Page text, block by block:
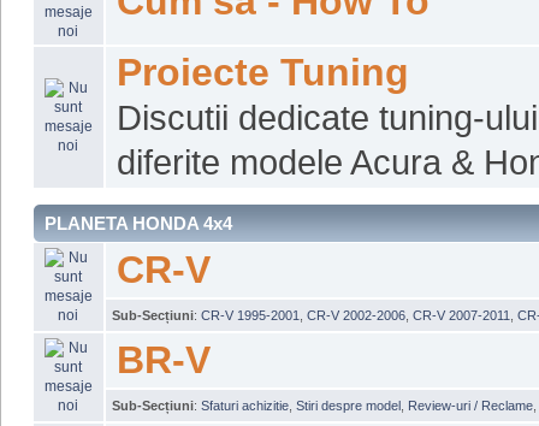
Proiecte Tuning
Discutii dedicate tuning-
diferite modele Acura &
PLANETA HONDA 4x4
CR-V
Sub-Secțiuni: CR-V 1995-2001 CR-V 2002-2006 CR-V 2007-2011
BR-V
Sub-Secțiuni: Sfaturi achizitie Stiri despre model Review-uri / Reclame